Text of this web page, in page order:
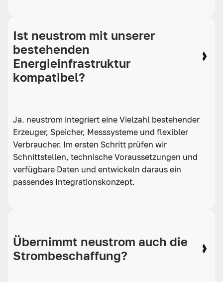
Ist neustrom mit unserer
bestehenden
Energieinfrastruktur
kompatibel?
Ja. neustrom integriert eine Vielzahl bestehender
Erzeuger, Speicher, Messsysteme und flexibler
Verbraucher. Im ersten Schritt prüfen wir
Schnittstellen, technische Voraussetzungen und
verfügbare Daten und entwickeln daraus ein
passendes Integrationskonzept.
Übernimmt neustrom auch die
Strombeschaffung?